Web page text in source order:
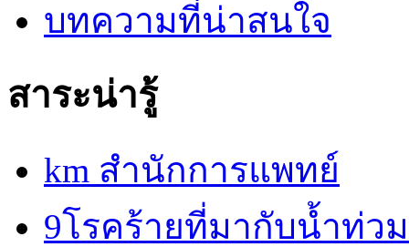
บทความที่น่าสนใจ
สาระน่ารู้
km สำนักการแพทย์
9โรคร้ายที่มากับน้ำท่วม